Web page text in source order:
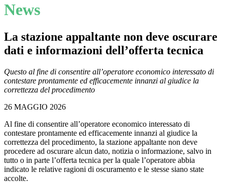
News
La stazione appaltante non deve oscurare
dati e informazioni dell’offerta tecnica
Questo al fine di consentire all’operatore economico interessato di
contestare prontamente ed efficacemente innanzi al giudice la
correttezza del procedimento
26 MAGGIO 2026
Al fine di consentire all’operatore economico interessato di
contestare prontamente ed efficacemente innanzi al giudice la
correttezza del procedimento, la stazione appaltante non deve
procedere ad oscurare alcun dato, notizia o informazione, salvo in
tutto o in parte l’offerta tecnica per la quale l’operatore abbia
indicato le relative ragioni di oscuramento e le stesse siano state
accolte.